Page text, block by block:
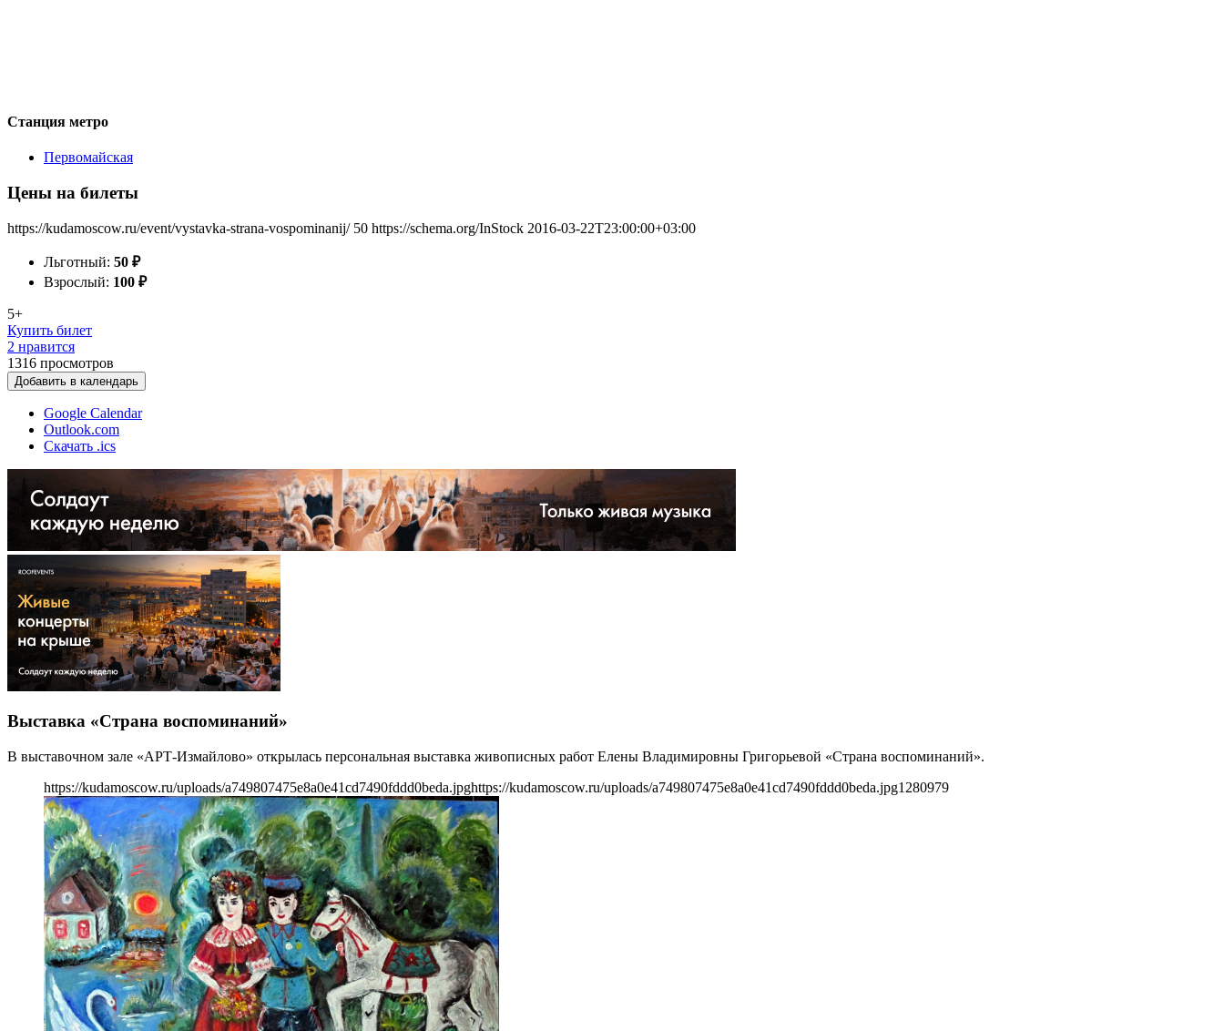
Станция метро
Первомайская
Цены на билеты
https://kudamoscow.ru/event/vystavka-strana-vospominanij/ 50 https://schema.org/InStock 2016-03-22T23:00:00+03:00
Льготный: 50 ₽
Взрослый: 100 ₽
5+
Купить билет
2 нравится
1316 просмотров
Добавить в календарь
Google Calendar
Outlook.com
Скачать .ics
Выставка «Страна воспоминаний»
В выставочном зале «АРТ-Измайлово» открылась персональная выставка живописных работ Елены Владимировны Григорьевой «Страна воспоминаний».
https://kudamoscow.ru/uploads/a749807475e8a0e41cd7490fddd0beda.jpghttps://kudamoscow.ru/uploads/a749807475e8a0e41cd7490fddd0beda.jpg1280979